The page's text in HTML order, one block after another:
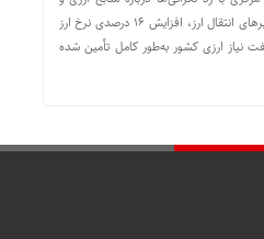
بسته‌شدن مسیرهای انتقال ارز، افزایش ۱۶ درصدی نرخ ارز
نیاز ارزی کشور به‌طور کامل تأمین شده